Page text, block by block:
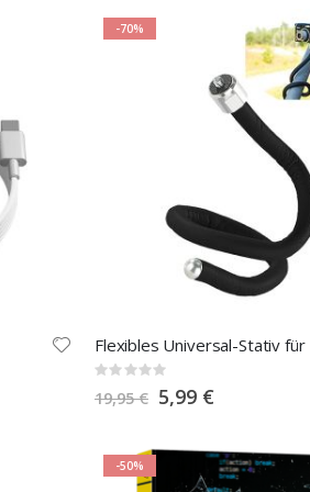
-70%
Rating:
0%
19,95 € Special
Price
5,99 €
-50%